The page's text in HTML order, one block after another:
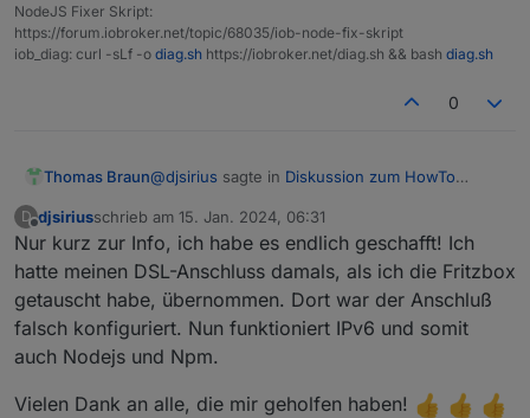
NodeJS Fixer Skript:
https://forum.iobroker.net/topic/68035/iob-node-fix-skript
iob_diag: curl -sLf -o diag.sh https://iobroker.net/diag.sh && bash diag.sh
0
Thomas Braun@djsirius sagte in Diskussion zum HowTo
Auf Netcologne steht: Gut zu wissen: Hier
bei NetCologne erfolgt die Umstellung von
IPv4 auf IPv6 für Sie selbstverständlich
vollautomatisch.
Der Router muss aber dennoch richtig
eingestellt sein/werden.
Ich vermute, auf Leihgeräten von NetCologne
ist das auch schon der Fall, wenn du da eigene
Hardware einsetzt musst du das machen.
Evtl. sieht NetCologne da auch die Fernwartung
per TR-064 vor. Aber auch das müsste dann auf
der Fritzbox aktiv sein, damit das funktionieren
kann.
D
Offline
djsiriusschrieb am 15. Jan. 2024, 06:31
zuletzt editiert von
Nur kurz zur Info, ich habe es endlich geschafft! Ich
hatte meinen DSL-Anschluss damals, als ich die Fritzbox
getauscht habe, übernommen. Dort war der Anschluß
falsch konfiguriert. Nun funktioniert IPv6 und somit
auch Nodejs und Npm.
Vielen Dank an alle, die mir geholfen haben!